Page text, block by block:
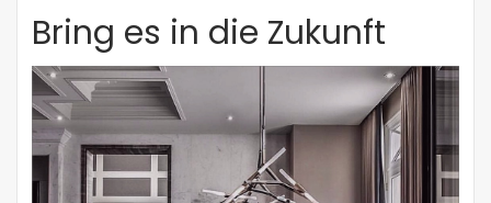
Bring es in die Zukunft